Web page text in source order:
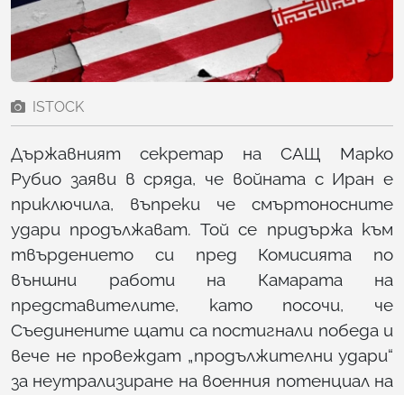
ISTOCK
Държавният секретар на САЩ Марко
Рубио заяви в сряда, че войната с Иран е
приключила, въпреки че смъртоносните
удари продължават. Той се придържа към
твърдението си пред Комисията по
външни работи на Камарата на
представителите, като посочи, че
Съединените щати са постигнали победа и
вече не провеждат „продължителни удари“
за неутрализиране на военния потенциал на